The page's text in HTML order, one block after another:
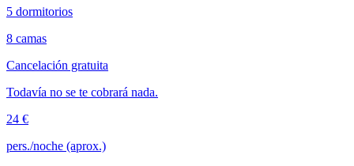
5 dormitorios
8 camas
Cancelación gratuita
Todavía no se te cobrará nada.
24 €
pers./noche (aprox.)